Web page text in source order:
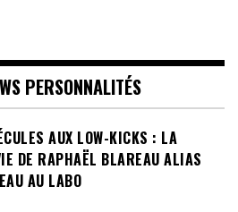
PERSONNALITÉS
AUX LOW-KICKS : LA
DE RAPHAËL BLAREAU ALIAS
AU LABO